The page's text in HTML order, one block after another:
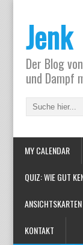
Jenk
Der Blog
und Dampf
MY CALENDAR
QUIZ: WIE GUT
KONTAKT